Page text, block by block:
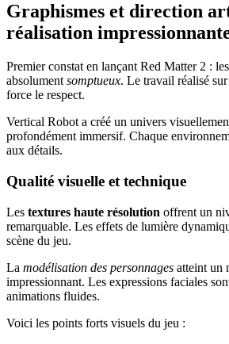
Graphismes et direction
réalisation
Premier constat en lançant Red Matter 2 : les
absolument somptueux. Le travail réalisé
force le respect.
Vertical Robot a créé un univers
profondément immersif. Chaque
aux détails.
Qualité visuelle et technique
Les textures haute résolution offrent un
remarquable. Les effets de lumière
scène du jeu.
La modélisation des personnages atteint un
impressionnant. Les expressions faciales
animations fluides.
Voici les points forts visuels du jeu :